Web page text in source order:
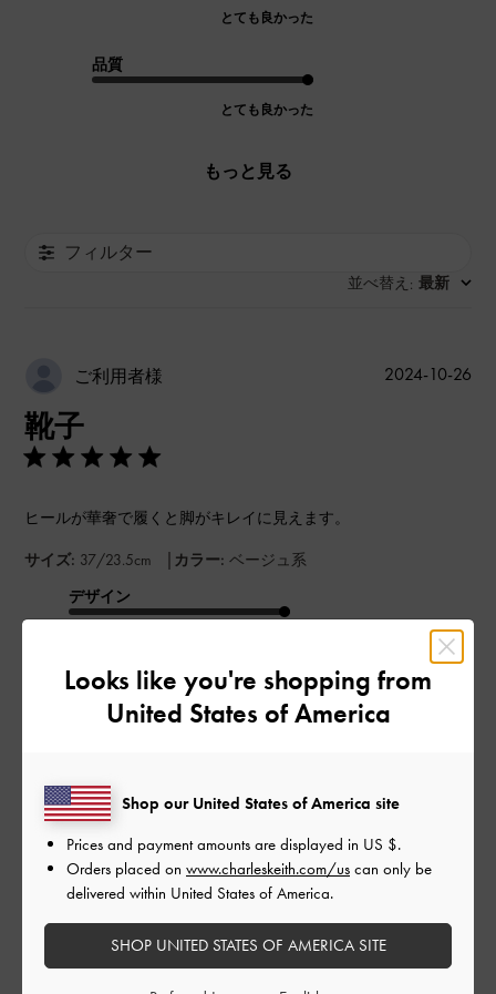
とても良かった
品質
とても良かった
もっと見る
フィルター
並べ替え : 最新
ご利用者様
靴子
ヒールが華奢で履くと脚がキレイに見えます。
サイズ: 37/23.5cm | カラー: ベージュ系
デザイン
品質
もっと見る
公
2024-10-26
このレビューは役に立ちましたか？
Looks like you're shopping from
United States of America
Shop our United States of America site
Prices and payment amounts are displayed in US $.
Orders placed on www.charleskeith.com/us can only be
delivered within United States of America.
SHOP UNITED STATES OF AMERICA SITE